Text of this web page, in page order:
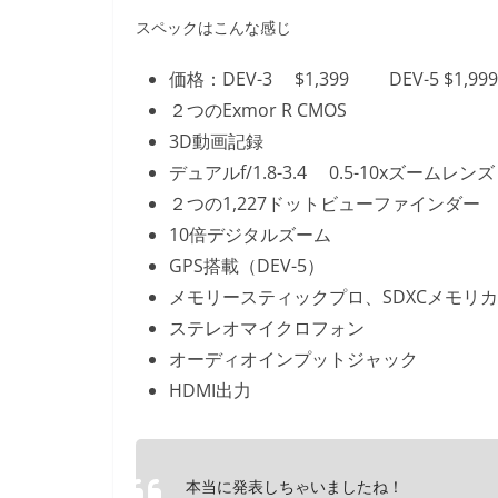
o
k
スペックはこんな感じ
価格：DEV-3 $1,399 DEV-5 $1,999
２つのExmor R CMOS
3D動画記録
デュアルf/1.8-3.4 0.5-10xズームレンズ
２つの1,227ドットビューファインダー
10倍デジタルズーム
GPS搭載（DEV-5）
メモリースティックプロ、SDXCメモリ
ステレオマイクロフォン
オーディオインプットジャック
HDMI出力
本当に発表しちゃいましたね！